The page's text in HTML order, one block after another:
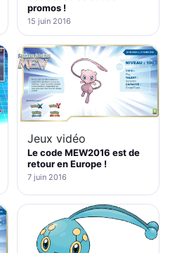
promos !
15 juin 2016
Jeux vidéo
Le code MEW2016 est de
retour en Europe !
7 juin 2016